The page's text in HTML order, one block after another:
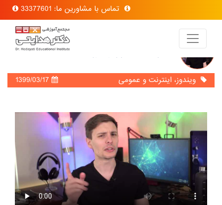
تماس با مشاورین ما: 33377601
ویندوز، اینترنت و عمومی